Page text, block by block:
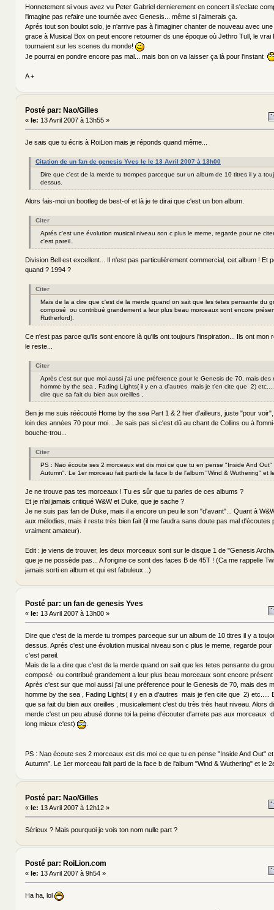
Honnetement si vous avez vu Peter Gabriel dernierement en concert il s'eclate
l'imagine pas refaire une tournée avec Genesis... même si j'aimerais ça.
Aprés tout son boulot solo, je n'arrive pas à l'imaginer chanter de nouveau avec
grace à Musical Box on peut encore retourner ds une époque où Jethro Tull, le vrai
tournaient sur les scenes du monde!
Je pourrai en pondre encore pas mal... mais bon on va laisser ça là pour l'instant
A +
Posté par: Nao/Gilles
« le: 13 Avril 2007 à 13h55 »
Je sais que tu écris à RoiLion mais je réponds quand même...
Citation de un fan de genesis Yves le le 13 Avril 2007 à 13h00
Dire que c'est de la merde tu trompes parceque sur un album de 10 titres il y a
dessus.
Alors fais-moi un bootleg de best-of et là je te dirai que c'est un bon album.
Citer
Aprés c'est une évolution musical niveau son c plus le meme, regarde pour ne
c'est pareil.
Division Bell est excellent... Il n'est pas particulièrement commercial, cet album ! Et
quand ? 1994 ?
Citer
Mais de la a dire que c'est de la merde quand on sait que les tetes pensante du
composé ou contribué grandement a leur plus beau morceaux sont encore
Rutherford).
Ce n'est pas parce qu'ils sont encore là qu'ils ont toujours l'inspiration... Ils ont mon
le reste...
Citer
Après c'est sur que moi aussi j'ai une préference pour le Genesis de 70, mais des
homme by the sea , Fading Lights( il y en a d'autres mais je t'en cite que 2)
dire que sa fait du bien aux oreilles ,
Ben je me suis réécouté Home by the sea Part 1 & 2 hier d'ailleurs, juste "pour
loin des années 70 pour moi... Je sais pas si c'est dû au chant de Collins ou à
bouche-trou...
Citer
PS : Nao écoute ses 2 morceaux est dis moi ce que tu en pense "Inside And
Autumn". Le 1er morceau fait parti de la face b de l'album "Wind & Wuthering" et
Je ne trouve pas tes morceaux ! Tu es sûr que tu parles de ces albums ?
Et je n'ai jamais critiqué W&W et Duke, que je sache ?
Je ne suis pas fan de Duke, mais il a encore un peu le son "d'avant"... Quant à
aux mélodies, mais il reste très bien fait (il me faudra sans doute pas mal d'écoutes
vraiment amateur).
Edit : je viens de trouver, les deux morceaux sont sur le disque 1 de "Genesis
que je ne possède pas... A l'origine ce sont des faces B de 45T ! (Ca me rappelle
jamais sorti en album et qui est fabuleux...)
Posté par: un fan de genesis Yves
« le: 13 Avril 2007 à 13h00 »
Dire que c'est de la merde tu trompes parceque sur un album de 10 titres il y a
dessus. Aprés c'est une évolution musical niveau son c plus le meme, regarde
c'est pareil.
Mais de la a dire que c'est de la merde quand on sait que les tetes pensante du
composé ou contribué grandement a leur plus beau morceaux sont encore
Après c'est sur que moi aussi j'ai une préference pour le Genesis de 70, mais des
homme by the sea , Fading Lights( il y en a d'autres mais je t'en cite que 2) etc.....
que sa fait du bien aux oreilles , musicalement c'est du très très haut niveau. Alors
merde c'est un peu abusé donne toi la peine d'écouter d'arrete pas aux morceaux
long mieux c'est)
.
PS : Nao écoute ses 2 morceaux est dis moi ce que tu en pense "Inside And Out"
Autumn". Le 1er morceau fait parti de la face b de l'album "Wind & Wuthering" et le
Posté par: Nao/Gilles
« le: 13 Avril 2007 à 12h12 »
Sérieux ? Mais pourquoi je vois ton nom nulle part ?
Posté par: RoiLion.com
« le: 13 Avril 2007 à 9h54 »
Ha ha, lol